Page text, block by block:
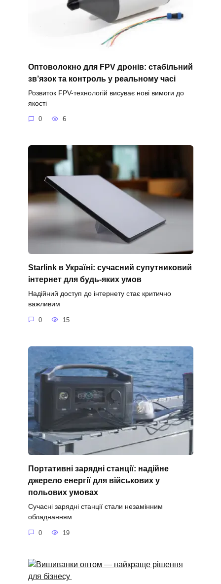
Оптоволокно для FPV дронів: стабільний
зв’язок та контроль у реальному часі
Розвиток FPV-технологій висуває нові вимоги до
якості
0 6
Starlink в Україні: сучасний супутниковий
інтернет для будь-яких умов
Надійний доступ до інтернету стає критично
важливим
0 15
Портативні зарядні станції: надійне
джерело енергії для військових у
польових умовах
Сучасні зарядні станції стали незамінним
обладнанням
0 19